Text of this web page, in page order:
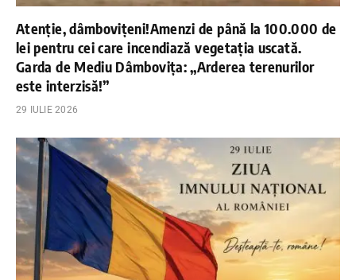
Atenție, dâmbovițeni!Amenzi de până la 100.000 de
lei pentru cei care incendiază vegetația uscată.
Garda de Mediu Dâmbovița: „Arderea terenurilor
este interzisă!”
29 IULIE 2026